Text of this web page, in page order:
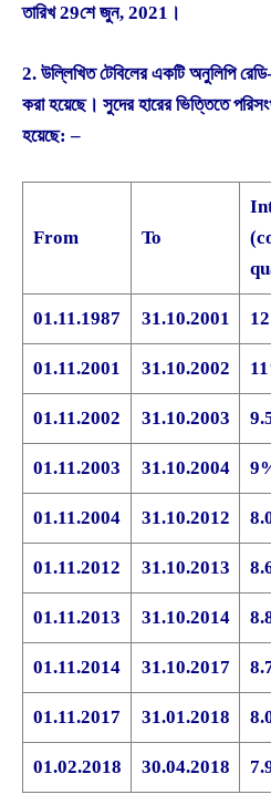
তারিখ 29শে জুন, 2021।
2. উল্লিখিত টেবিলের একটি অনুলিপি
করা হয়েছে। সুদের হারের ভিত্তিতে
হয়েছে: –
From To
01.11.1987 31.10.2001
01.11.2001 31.10.2002
01.11.2002 31.10.2003
01.11.2003 31.10.2004
01.11.2004 31.10.2012
01.11.2012 31.10.2013
01.11.2013 31.10.2014
01.11.2014 31.10.2017
01.11.2017 31.01.2018
01.02.2018 30.04.2018